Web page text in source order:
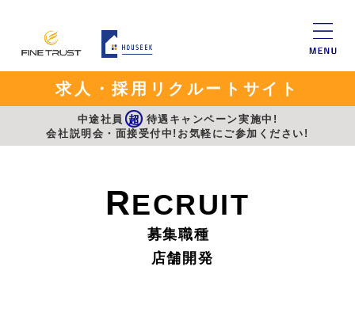
求人・採用リクルートサイト
中途社員 超 待遇キャンペーン実施中!
会社説明会・面接受付中!お気軽にご参加ください!
RECRUIT
募集職種
店舗開発